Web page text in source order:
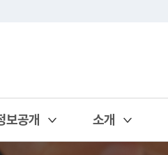
보공개
기
소개
열기